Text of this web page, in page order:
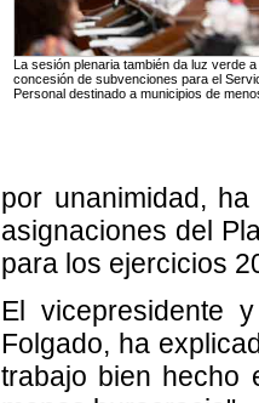
La sesión plenaria también da luz verde
concesión de subvenciones para el
Personal destinado a municipios de
por unanimidad,
asignaciones del
para los ejercicios
El vicepresidente
Folgado, ha
trabajo bien hecho